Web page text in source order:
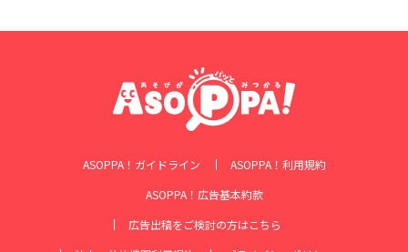
ASOPPA！ガイドライン
ASOPPA！利用規約
ASOPPA！広告基本約款
広告出稿をご検討の方はこちら